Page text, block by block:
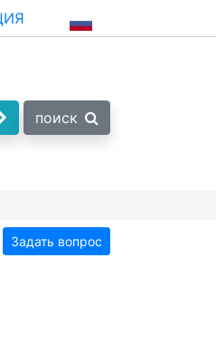
поиск
Задать вопрос